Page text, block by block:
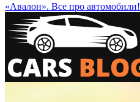
«Авалон». Все про автомобили!